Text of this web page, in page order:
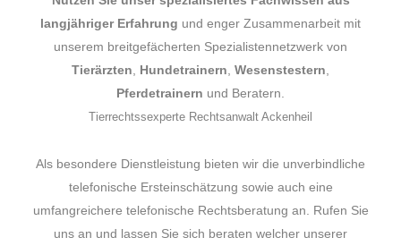
langjähriger Erfahrung und enger Zusammenarbeit mit
unserem breitgefächerten Spezialistennetzwerk von
Tierärzten
Hundetrainern Wesenstestern
Pferdetrainern und Beratern.
Tierrechtssexperte Rechtsanwalt Ackenheil
Als besondere Dienstleistung bieten wir die unverbindliche
telefonische Ersteinschätzung sowie auch eine
umfangreichere telefonische Rechtsberatung an. Rufen Sie
uns an und lassen Sie sich beraten welcher unserer